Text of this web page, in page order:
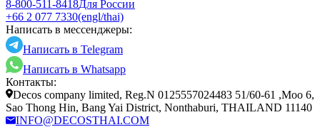
8-800-511-8418Для России
+66 2 077 7330(engl/thai)
Написать в мессенджеры:
Написать в Telegram
Написать в Whatsapp
Контакты:
Decos company limited, Reg.N 0125557024483 51/60-61 ,Moo 6,
Sao Thong Hin, Bang Yai District, Nonthaburi, THAILAND 11140
INFO@DECOSTHAI.COM